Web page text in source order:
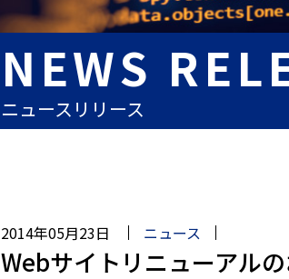
NEWS
ニュースリリース
2014年05月23日 ニュース
Webサイトリニューアル